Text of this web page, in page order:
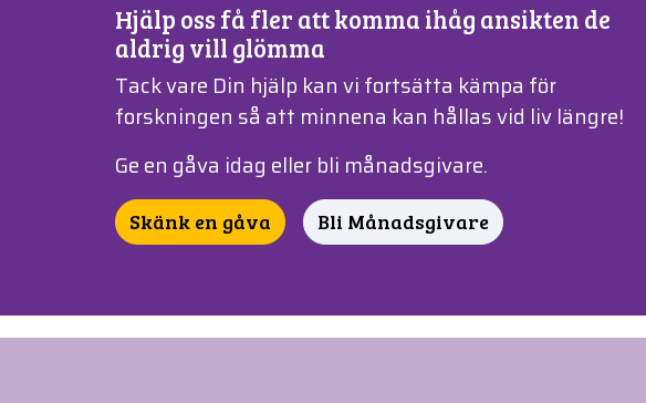
Hjälp oss få fler att komma ihåg ansikten de
aldrig vill glömma
Tack vare Din hjälp kan vi fortsätta kämpa för
forskningen så att minnena kan hållas vid liv längre!
Ge en gåva idag eller bli månadsgivare.
Skänk en gåva Bli Månadsgivare